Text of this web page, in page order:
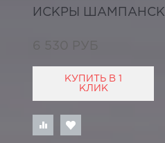
ИСКРЫ
6 530 РУБ
КУПИТЬ В 1
КЛИК